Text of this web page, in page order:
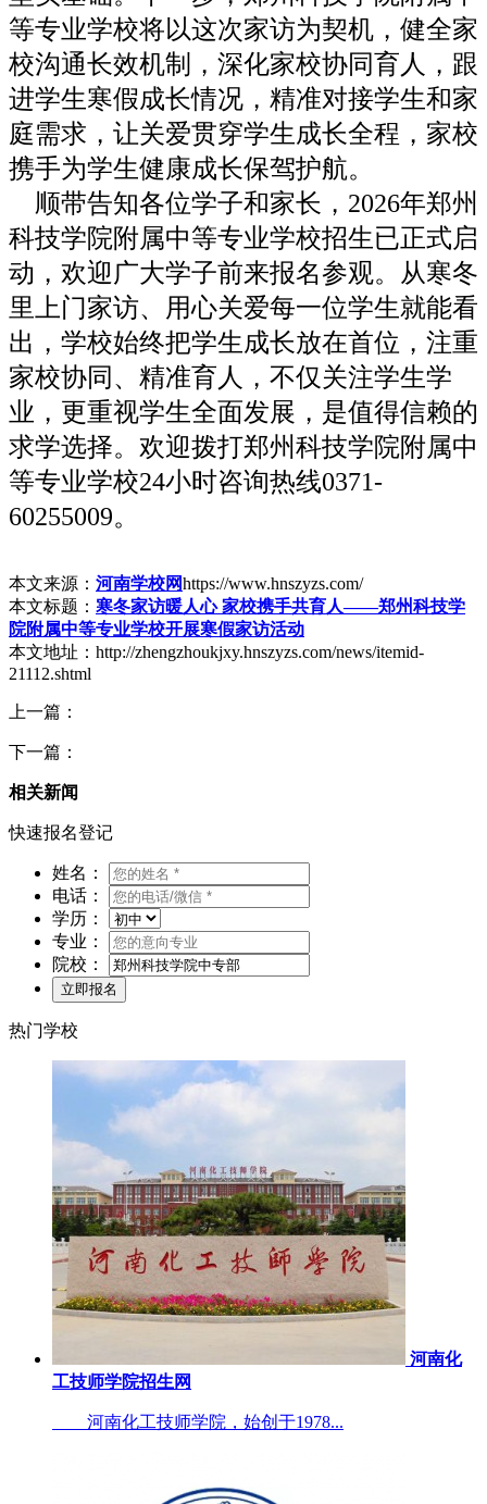
等专业学校将以这次家访为契机，健全家
校沟通长效机制，深化家校协同育人，跟
进学生寒假成长情况，精准对接学生和家
庭需求，让关爱贯穿学生成长全程，家校
携手为学生健康成长保驾护航。
顺带告知各位学子和家长，2026年郑州
科技学院附属中等专业学校招生已正式启
动，欢迎广大学子前来报名参观。从寒冬
里上门家访、用心关爱每一位学生就能看
出，学校始终把学生成长放在首位，注重
家校协同、精准育人，不仅关注学生学
业，更重视学生全面发展，是值得信赖的
求学选择。欢迎拨打郑州科技学院附属中
等专业学校24小时咨询热线0371-
60255009。
本文来源： 河南学校网https://www.hnszyzs.com/
本文标题： 寒冬家访暖人心 家校携手共育人——郑州科技学
院附属中等专业学校开展寒假家访活动
本文地址：http://zhengzhoukjxy.hnszyzs.com/news/itemid-
21112.shtml
上一篇：
下一篇：
相关新闻
快速报名登记
姓名：
电话：
学历：
专业：
院校：
热门学校
河南化
工技师学院招生网
河南化工技师学院，始创于1978...